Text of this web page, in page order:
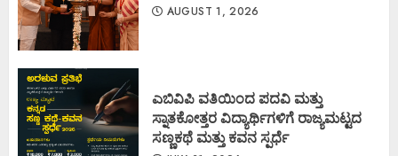
AUGUST 1, 2026
ಎಬಿವಿಪಿ ವತಿಯಿಂದ ಪದವಿ ಮತ್ತು
ಸ್ನಾತಕೋತ್ತರ ವಿದ್ಯಾರ್ಥಿಗಳಿಗೆ ರಾಜ್ಯಮಟ್ಟದ
ಸಣ್ಣಕಥೆ ಮತ್ತು ಕವನ ಸ್ಪರ್ಧೆ